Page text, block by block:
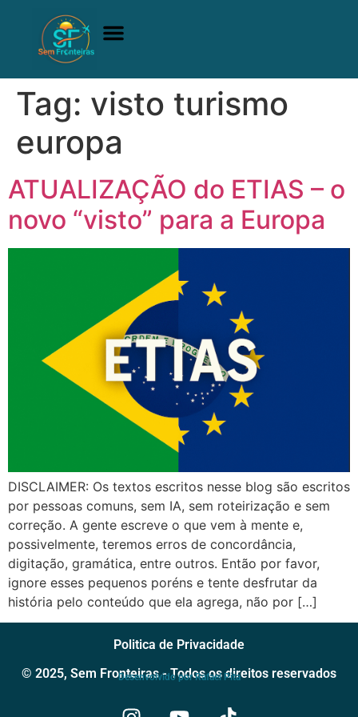
Tag: visto turismo
europa
ATUALIZAÇÃO do ETIAS – o
novo “visto” para a Europa
DISCLAIMER: Os textos escritos nesse blog são escritos
por pessoas comuns, sem IA, sem roteirização e sem
correção. A gente escreve o que vem à mente e,
possivelmente, teremos erros de concordância,
digitação, gramática, entre outros. Então por favor,
ignore esses pequenos poréns e tente desfrutar da
história pelo conteúdo que ela agrega, não por […]
Politica de Privacidade
© 2025, Sem Fronteiras - Todos os direitos reservados
Desenvolvido por Rafael Pita